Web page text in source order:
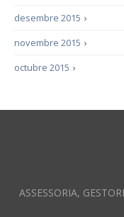
›
desembre 2015
›
novembre 2015
›
octubre 2015
ASSESSORIA,